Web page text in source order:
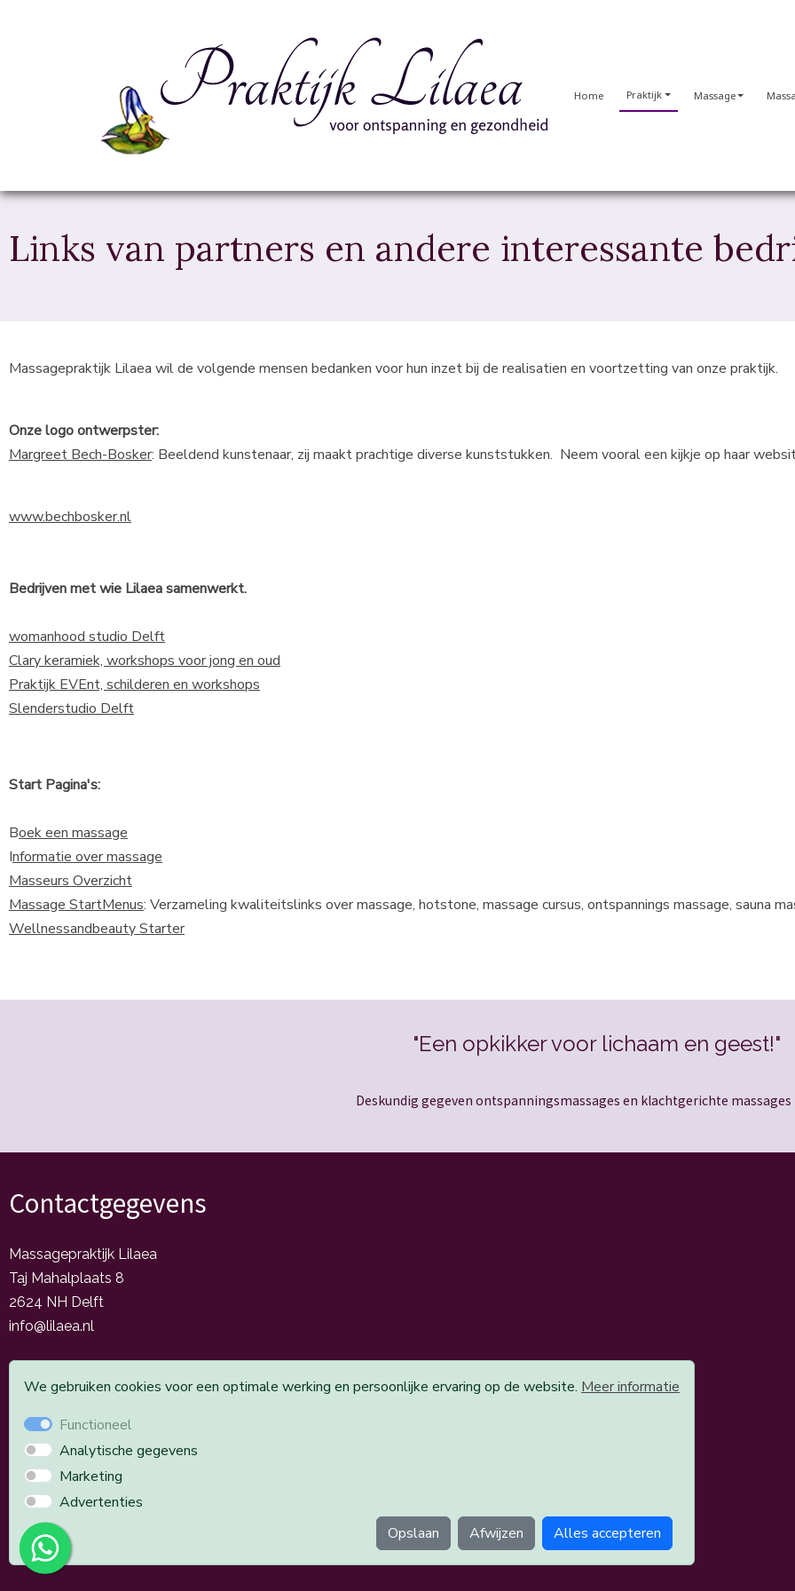
Home Praktijk Massage
Links van partners en andere interessante
Massagepraktijk Lilaea wil de volgende mensen bedanken voor hun inzet bij de realisatien en voortzetting van onze praktijk.
Onze logo ontwerpster:
Margreet Bech-Bosker: Beeldend kunstenaar, zij maakt prachtige diverse kunststukken. Neem vooral een kijkje op haar
www.bechbosker.nl
Bedrijven met wie Lilaea samenwerkt.
womanhood studio Delft
Clary keramiek, workshops voor jong en oud
Praktijk EVEnt, schilderen en workshops
Slenderstudio Delft
Start Pagina's:
Boek een massage
Informatie over massage
Masseurs Overzicht
Massage StartMenus: Verzameling kwaliteitslinks over massage, hotstone, massage cursus, ontspannings massage, sauna
Wellnessandbeauty Starter
"Een opkikker voor lichaam en geest!"
Deskundig gegeven ontspanningsmassages en klachtgerichte massages
Contactgegevens
Massagepraktijk Lilaea
Taj Mahalplaats 8
2624 NH Delft
info@lilaea.nl
We gebruiken cookies voor een optimale werking en persoonlijke ervaring op de website. Meer informatie
Functioneel
Analytische gegevens
Marketing
Advertenties
Alles accepteren
Afwijzen
Opslaan